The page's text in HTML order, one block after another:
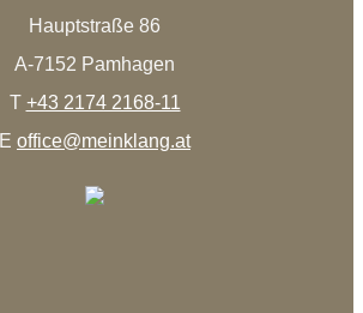
Hauptstraße 86
A-7152 Pamhagen
T +43 2174 2168-11
E office@meinklang.at